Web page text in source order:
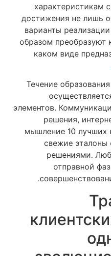
характеристикам
достижения не лишь
варианты
образом преобразуют
каком виде
Течение
элементов.
решения,
мышление 10 лучших
свежие
решениями.
отправной